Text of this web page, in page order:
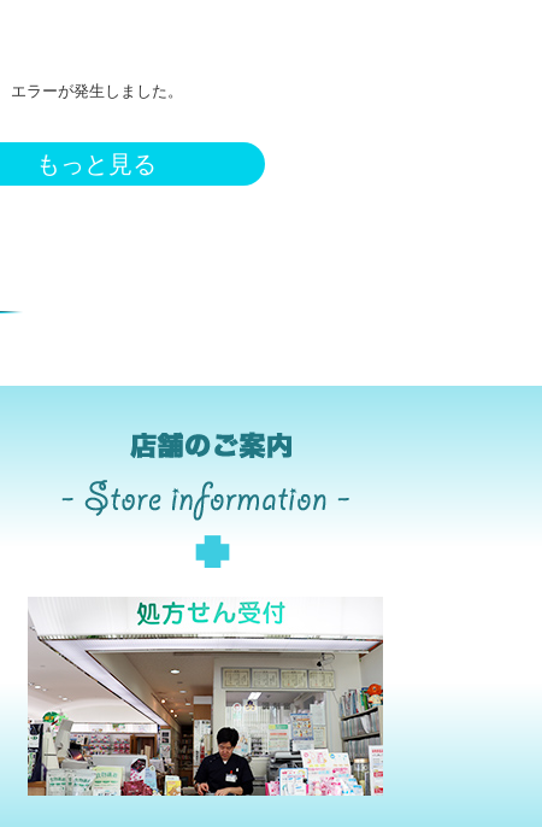
エラーが発生しました。
もっと見る